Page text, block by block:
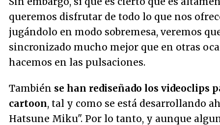
queremos disfrutar de todo lo que nos
jugándolo en modo sobremesa, veremos
sincronizado mucho mejor que en otras
hacemos en las pulsaciones.
También se han rediseñado los videoclips
cartoon, tal y como se está desarrollando
Hatsune Miku". Por lo tanto, y aunque